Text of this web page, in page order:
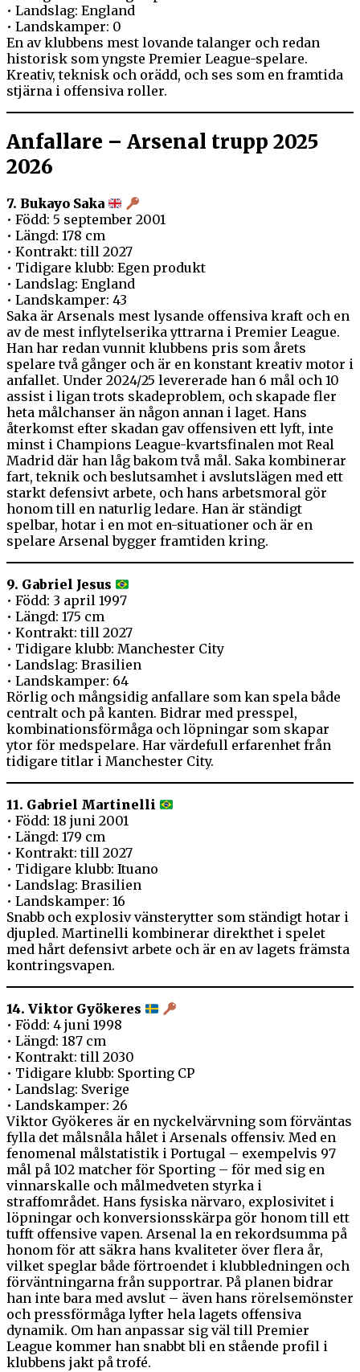
• Landslag: England
• Landskamper: 0
En av klubbens mest lovande talanger och redan
historisk som yngste Premier League-spelare.
Kreativ, teknisk och orädd, och ses som en framtida
stjärna i offensiva roller.
Anfallare – Arsenal trupp 2025
2026
7. Bukayo Saka
• Född: 5 september 2001
• Längd: 178 cm
• Kontrakt: till 2027
• Tidigare klubb: Egen produkt
• Landslag: England
• Landskamper: 43
Saka är Arsenals mest lysande offensiva kraft och en
av de mest inflytelserika yttrarna i Premier League.
Han har redan vunnit klubbens pris som årets
spelare två gånger och är en konstant kreativ motor i
anfallet. Under 2024/25 levererade han 6 mål och 10
assist i ligan trots skadeproblem, och skapade fler
heta målchanser än någon annan i laget. Hans
återkomst efter skadan gav offensiven ett lyft, inte
minst i Champions League-kvartsfinalen mot Real
Madrid där han låg bakom två mål. Saka kombinerar
fart, teknik och beslutsamhet i avslutslägen med ett
starkt defensivt arbete, och hans arbetsmoral gör
honom till en naturlig ledare. Han är ständigt
spelbar, hotar i en mot en-situationer och är en
spelare Arsenal bygger framtiden kring.
9. Gabriel Jesus
• Född: 3 april 1997
• Längd: 175 cm
• Kontrakt: till 2027
• Tidigare klubb: Manchester City
• Landslag: Brasilien
• Landskamper: 64
Rörlig och mångsidig anfallare som kan spela både
centralt och på kanten. Bidrar med presspel,
kombinationsförmåga och löpningar som skapar
ytor för medspelare. Har värdefull erfarenhet från
tidigare titlar i Manchester City.
11. Gabriel Martinelli
• Född: 18 juni 2001
• Längd: 179 cm
• Kontrakt: till 2027
• Tidigare klubb: Ituano
• Landslag: Brasilien
• Landskamper: 16
Snabb och explosiv vänsterytter som ständigt hotar i
djupled. Martinelli kombinerar direkthet i spelet
med hårt defensivt arbete och är en av lagets främsta
kontringsvapen.
14. Viktor Gyökeres
• Född: 4 juni 1998
• Längd: 187 cm
• Kontrakt: till 2030
• Tidigare klubb: Sporting CP
• Landslag: Sverige
• Landskamper: 26
Viktor Gyökeres är en nyckelvärvning som förväntas
fylla det målsnåla hålet i Arsenals offensiv. Med en
fenomenal målstatistik i Portugal – exempelvis 97
mål på 102 matcher för Sporting – för med sig en
vinnarskalle och målmedveten styrka i
straffområdet. Hans fysiska närvaro, explosivitet i
löpningar och konversionsskärpa gör honom till ett
tufft offensive vapen. Arsenal la en rekordsumma på
honom för att säkra hans kvaliteter över flera år,
vilket speglar både förtroendet i klubbledningen och
förväntningarna från supportrar. På planen bidrar
han inte bara med avslut – även hans rörelsemönster
och pressförmåga lyfter hela lagets offensiva
dynamik. Om han anpassar sig väl till Premier
League kommer han snabbt bli en stående profil i
klubbens jakt på trofé.